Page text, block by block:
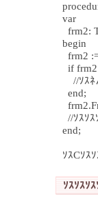
var
frm2:
begin
frm2
if
//ｿｽﾈ
end;
//ｿｽｿｽ
end;
ｿｽCｿｽ
ｿｽｿｽｿ